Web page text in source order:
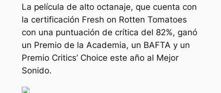
La película de alto octanaje, que cuenta con
la certificación Fresh on Rotten Tomatoes
con una puntuación de crítica del 82%, ganó
un Premio de la Academia, un BAFTA y un
Premio Critics’ Choice este año al Mejor
Sonido.